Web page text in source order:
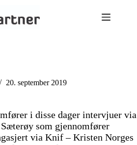
20. september 2019
i disse dager intervjuer via
som gjennomfører
via Knif – Kristen Norges